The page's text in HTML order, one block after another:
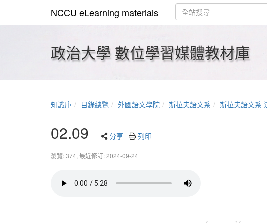
NCCU eLearning materials
政治大學 數位學習媒體教材庫
知識庫 目錄總覽 外國語文學院 斯拉夫語文系 斯拉夫語文系
02.09 分享 列印
瀏覽: 374, 最近修訂: 2024-09-24